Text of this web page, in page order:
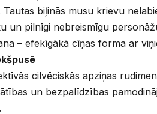
Tautas biļinās musu krievu
un pilnīgi nebreismīgu
– efekīgākā cīņas forma ar
cilvēciskās apziņas
un bezpalīdzības